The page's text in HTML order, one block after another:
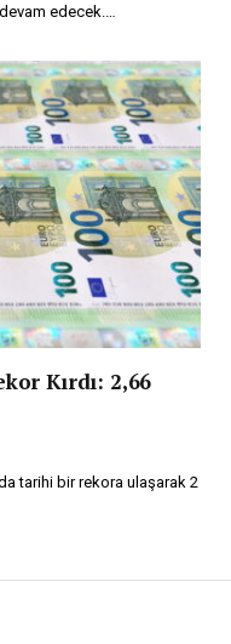
edecek.…
Kırdı: 2,66
tarihi bir rekora ulaşarak 2